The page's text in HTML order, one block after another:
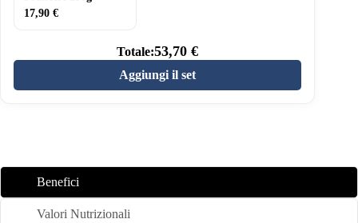
17,90 €
Totale:53,70€
Aggiungi il set
Benefici
Valori Nutrizionali